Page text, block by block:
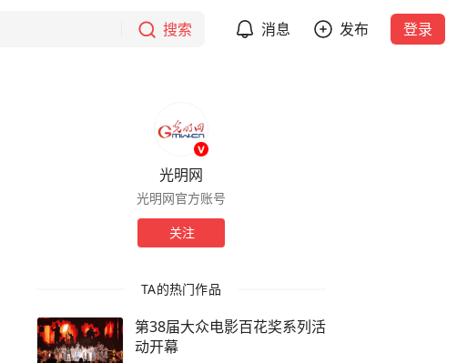
搜索 消息 发布 登录
光明网
光明网官方账号
关注
TA的热门作品
第38届大众电影百花奖系列活
动开幕